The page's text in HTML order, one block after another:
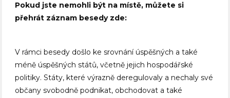
Pokud jste nemohli být na místě, můžete si
přehrát záznam besedy zde:
V rámci besedy došlo ke srovnání úspěšných a také
méně úspěšných států, včetně jejich hospodářské
politiky. Státy, které výrazně deregulovaly a nechaly své
občany svobodně podnikat, obchodovat a také